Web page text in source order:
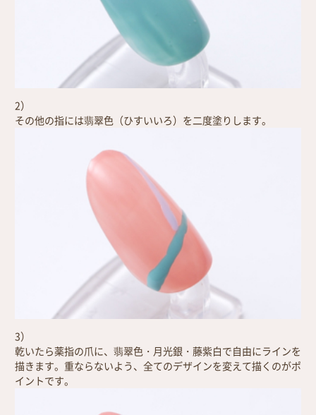
2）
その他の指には翡翠色（ひすいいろ）を二度塗りします。
3）
乾いたら薬指の爪に、翡翠色・月光銀・藤紫白で自由にラインを
描きます。重ならないよう、全てのデザインを変えて描くのがポ
イントです。